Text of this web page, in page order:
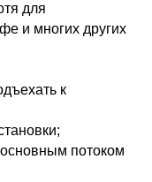
для
и многих других
к
потоком